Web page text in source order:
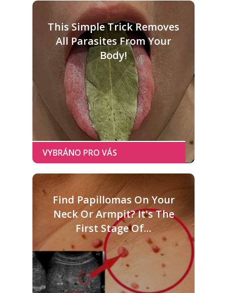
This Simple Trick Removes
All Parasites From Your
Body!
Find Papillomas On Your
Neck Or Armpit? It's The
First Stage Of...